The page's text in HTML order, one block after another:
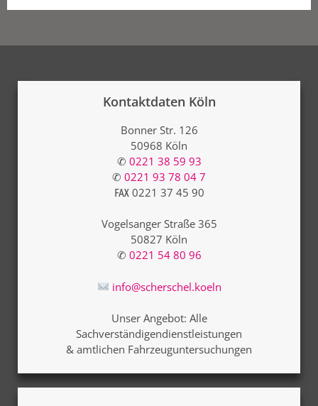
Kontaktdaten Köln
Bonner Str. 126
50968 Köln
✆ 0221 38 59 93
✆ 0221 93 78 04 7
℻ 0221 37 45 90
Vogelsanger Straße 365
50827 Köln
✆ 0221 54 80 96
info@scherschel.koeln
Unser Angebot: Alle
Sachverständigendienstleistungen
& amtlichen Fahrzeuguntersuchungen